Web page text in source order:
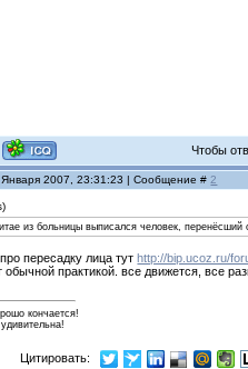
Чтобы
Января 2007, 23:31:23 | Сообщение # 2
из больницы выписался человек, перенёсший
пересадку лица тутhttp://bip.ucoz.ru/
обычной практикой. все движется, все
кончается!
Цитировать: